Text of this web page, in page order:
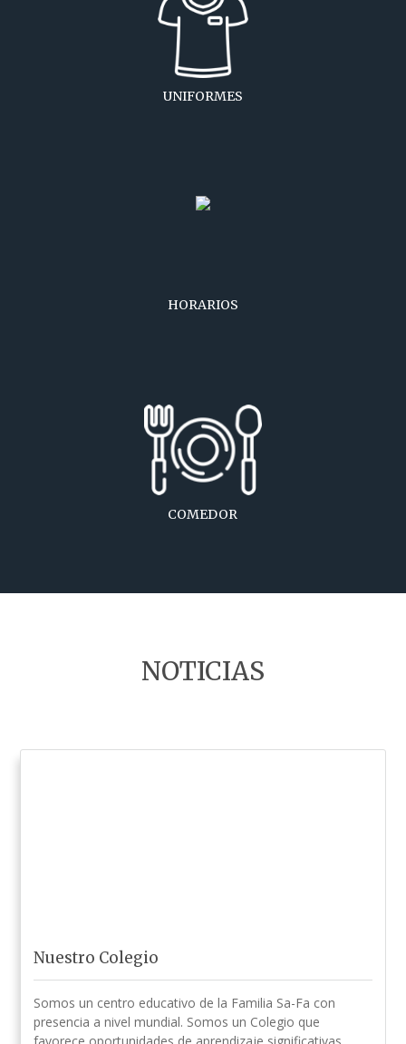
UNIFORMES
HORARIOS
COMEDOR
NOTICIAS
Nuestro Colegio
Somos un centro educativo de la Familia Sa-Fa con
presencia a nivel mundial. Somos un Colegio que
favorece oportunidades de aprendizaje significativas.